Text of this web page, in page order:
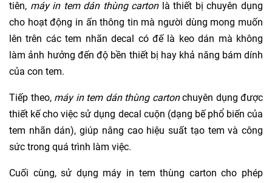
tiên, máy in tem dán thùng cartonlà thiết bị chuyên dụng
cho hoạt động in ấn thông tin mà người dùng mong muốn
lên trên các tem nhãn decal có đế là keo dán mà không
làm ảnh hưởng đến độ bền thiết bị hay khả năng bám dính
của con tem.
Tiếp theo, máy in tem dán thùng cartonchuyên dụng được
thiết kế cho việc sử dụng decal cuộn (dạng bế phổ biến của
tem nhãn dán), giúp nâng cao hiệu suất tạo tem và công
sức trong quá trình làm việc.
Cuối cùng, sử dụng máy in tem thùng carton cho phép